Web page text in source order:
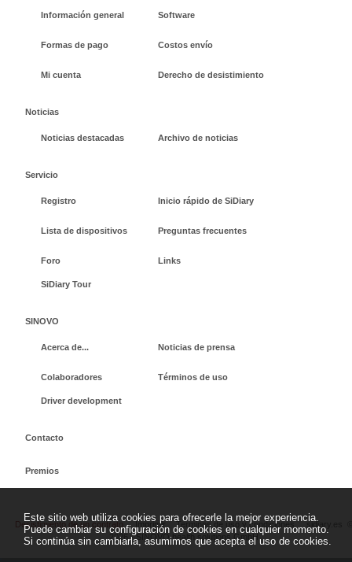
Información general Software
Formas de pago Costos envío
Mi cuenta Derecho de desistimiento
Noticias
Noticias destacadas Archivo de noticias
Servicio
Registro Inicio rápido de SiDiary
Lista de dispositivos Preguntas frecuentes
Foro Links
SiDiary Tour
SINOVO
Acerca de... Noticias de prensa
Colaboradores Términos de uso
Driver development
Contacto
Premios
Desistimiento de un contrato Imprimir Terminos de uso y condiciones sidiary.es
2026 - SINOVO health solutions GmbH
Este sitio web utiliza cookies para ofrecerle la mejor experiencia.
Puede cambiar su configuración de cookies en cualquier momento.
Si continúa sin cambiarla, asumimos que acepta el uso de cookies.